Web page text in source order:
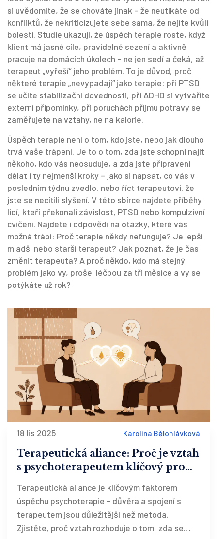
si uvědomíte, že se chováte jinak – že neutíkáte od
konfliktů, že nekriticizujete sebe sama, že nejíte kvůli
bolesti. Studie ukazují, že úspěch terapie roste, když
klient má jasné cíle, pravidelné sezení a aktivně
pracuje na domácích úkolech – ne jen sedí a čeká, až
terapeut „vyřeší“ jeho problém. To je důvod, proč
některé terapie „nevypadají“ jako terapie: při PTSD
se učíte stabilizační dovednosti, při ADHD si vytváříte
externí připomínky, při poruchách příjmu potravy se
zaměřujete na vztahy, ne na kalorie.
Úspěch terapie není o tom, kdo jste, nebo jak dlouho
trvá vaše trápení. Je to o tom, zda jste schopni najít
někoho, kdo vás neosuduje, a zda jste připraveni
dělat i ty nejmenší kroky – jako si napsat, co vás v
posledním týdnu zvedlo, nebo říct terapeutovi, že
jste se necítili slyšení. V této sbírce najdete příběhy
lidí, kteří překonali závislost, PTSD nebo kompulzivní
cvičení. Najdete i odpovědi na otázky, které vás
možná trápí: Proč terapie někdy nefunguje? Je lepší
mladší nebo starší terapeut? Jak poznat, že je čas
změnit terapeuta? A proč někdo, kdo má stejný
problém jako vy, prošel léčbou za tři měsíce a vy se
potýkáte už rok?
18 lis 2025 Karolína Bělohlávková
Terapeutická aliance: Proč je vztah
s psychoterapeutem klíčový pro
Terapeutická aliance je klíčovým faktorem
úspěchu psychoterapie - důvěra a spojení s
terapeutem jsou důležitější než metoda.
Zjistěte, proč vztah rozhoduje o tom, zda se